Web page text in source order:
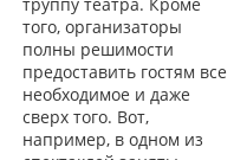
того, организаторы
полны решимости
предоставить гостям все
необходимое и даже
сверх того. Вот,
например, в одном из